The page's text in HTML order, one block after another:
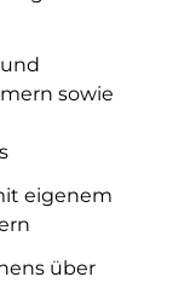
sowie
eigenem
über